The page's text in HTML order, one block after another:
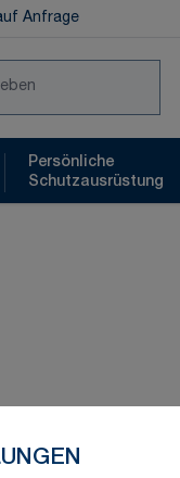
Anfrage
Persönliche
Schutzausrüstung